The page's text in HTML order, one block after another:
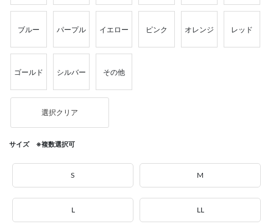
ブルー パープル イエロー ピンク オレンジ レッド
ゴールド シルバー その他
選択クリア
サイズ ※複数選択可
S M
L LL